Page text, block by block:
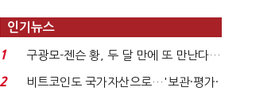
인기뉴스
1
구광모-젠슨 황, 두 달 만에 또 만난다…
로봇·AI 등 논...
2
비트코인도 국가자산으로…'보관·평가·